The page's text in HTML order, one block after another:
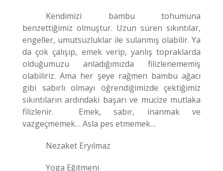
Kendimizi bambu tohumuna
benzettiğimiz olmuştur. Uzun süren sıkıntılar,
engeller, umutsuzluklar ile sulanmış olabilir. Ya
da çok çalışıp, emek verip, yanlış topraklarda
olduğumuzu anladığımızda filizlenememiş
olabiliriz. Ama her şeye rağmen bambu ağacı
gibi sabırlı olmayı öğrendiğimizde çektiğimiz
sıkıntıların ardındaki başarı ve mucize mutlaka
filizlenir. Emek, sabır, inanmak ve
vazgeçmemek… Asla pes etmemek…
Nezaket Eryılmaz
Yoga Eğitmeni